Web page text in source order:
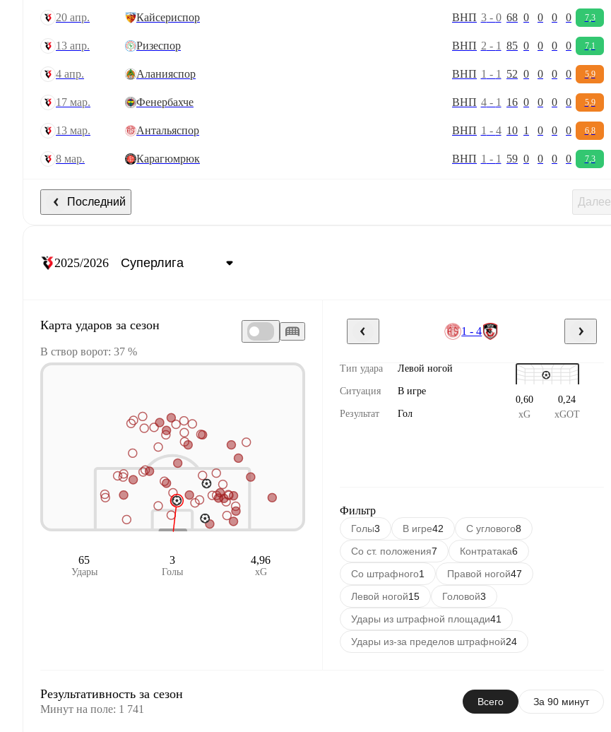
20 апр. Кайсериспор ВНП 3- 0 68 0 0 0 0 7,3
13 апр. Ризеспор ВНП 2 - 1 85 0 0 0 0 7,1
4 апр. Аланияспор ВНП 1 - 1 52 0 0 0 0 5,9
17 мар. Фенербахче ВНП 4- 1 16 0 0 0 0 5,9
13 мар. Антальяспор ВНП 1 - 4 10 1 0 0 0 6,8
8 мар. Карагюмрюк ВНП 1 - 1 59 0 0 0 0 7,3
Последний Далее
2025/2026
Карта ударов за сезон
В створ ворот: 37 %
65
Удары
3
Голы
4,96
xG
1 - 4
Тип удара Левой ногой
Ситуация В игре
Результат Гол
0,60
xG
0,24
xGOT
Фильтр
Голы3 В игре42 С углового8
Со ст. положения7 Контратака6
Со штрафного1 Правой ногой47
Левой ногой15 Головой3
Удары из штрафной площади41
Удары из-за пределов штрафной24
Результативность за сезон
Минут на поле: 1 741
Всего За 90 минут